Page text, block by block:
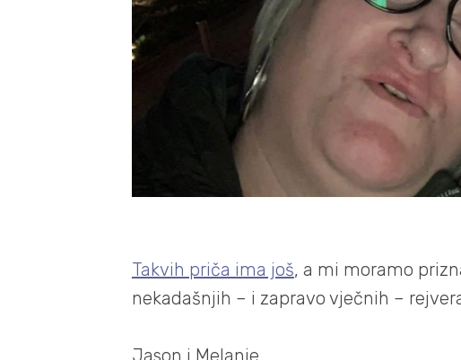
Takvih priča ima još, a mi moramo
nekadašnjih – i zapravo vječnih –